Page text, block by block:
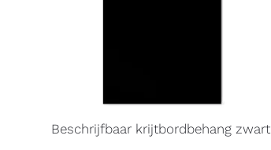
Beschrijfbaar krijtbordbehang zwart